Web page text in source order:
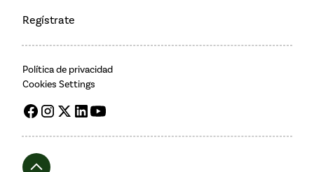
Regístrate
Política de privacidad
Cookies Settings